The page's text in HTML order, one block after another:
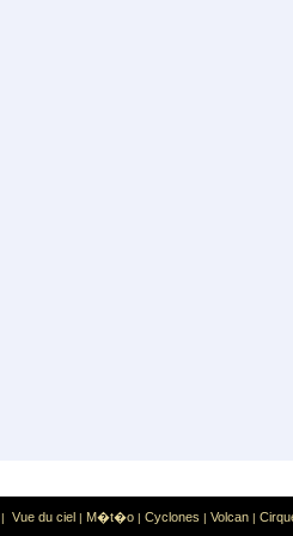
Sport Sports extr�mes
| Vue du ciel | M�t�o | Cyclones | Volcan |